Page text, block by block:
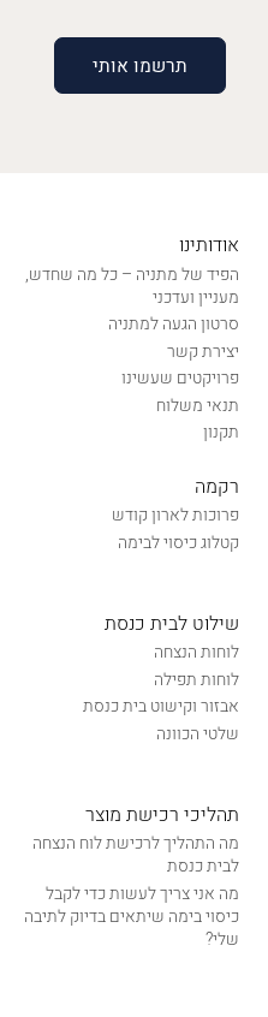
אודותינו
הפיד של מתניה – כל מה שחדש,
מעניין ועדכני
סרטון הגעה למתניה
יצירת קשר
פרויקטים שעשינו
תנאי משלוח
תקנון
רקמה
פרוכות לארון קודש
קטלוג כיסוי לבימה
שילוט לבית כנסת
לוחות הנצחה
לוחות תפילה
אבזור וקישוט בית כנסת
שלטי הכוונה
תהליכי רכישת מוצר
מה התהליך לרכישת לוח הנצחה
לבית כנסת
מה אני צריך לעשות כדי לקבל
כיסוי בימה שיתאים בדיוק לתיבה
שלי?